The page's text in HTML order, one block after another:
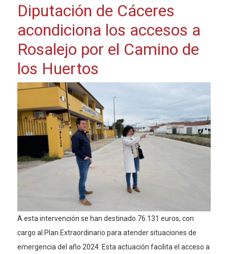
Diputación de Cáceres
acondiciona los accesos a
Rosalejo por el Camino de
los Huertos
A esta intervención se han destinado 76.131 euros, con
cargo al Plan Extraordinario para atender situaciones de
emergencia del año 2024. Esta actuación facilita el acceso a